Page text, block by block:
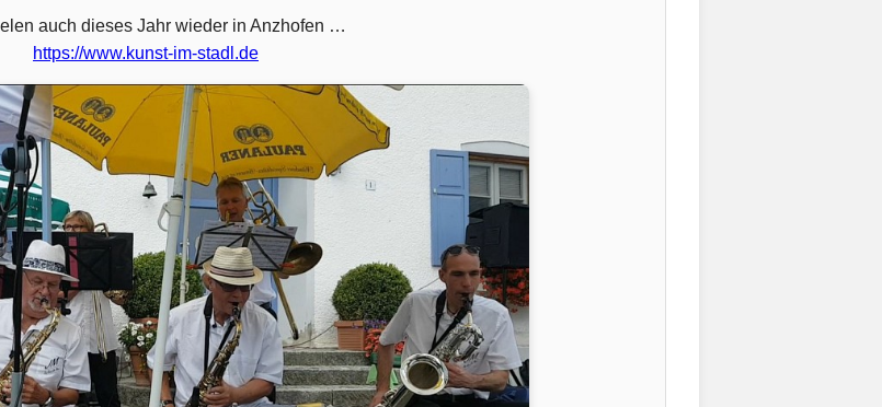
auch dieses Jahr wieder in Anzhofen …
https://www.kunst-im-stadl.de